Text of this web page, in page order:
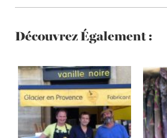
Découvrez Également :